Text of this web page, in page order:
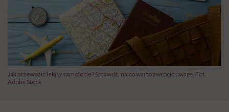
Jak przewozić leki w samolocie? Sprawdź, na co warto zwrócić uwagę. Fot.
Adobe Stock